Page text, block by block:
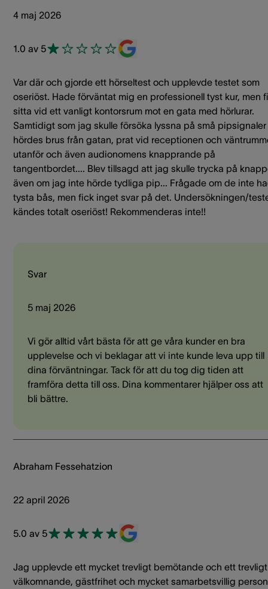
4 maj 2026
1.0 av 5
Var där och gjorde ett hörseltest och upplevde testet som
oseriöst. Hade förväntat mig en professionell tyst kur, men
sitta vid ett vanligt kontorsrum mot en gata med hörlurar.
Samtidigt som jag skulle försöka lyssna på små pipsignaler
hördes brus från gatan, prat vid receptionen och
utanför och även audionomens knapprande på
tangentbordet.... Blev tillsagd att jag skulle trycka på
även om jag inte hörde tydliga pip... Frågade om de inte
tysta bås, men fick inget svar på det. Undersökningen/
kändes totalt oseriöst! Rekommenderas inte!!
Svar
5 maj 2026
Vi gör alltid vårt bästa för att ge våra kunder en bra
upplevelse och vi beklagar att vi inte kunde leva upp till
dina förväntningar. Tack för att du tog dig tiden att
framföra detta till oss. Dina kommentarer hjälper oss att
bli bättre.
Abraham Fessehatzion
22 april 2026
5.0 av 5
Jag upplevde ett mycket trevligt bemötande och ett trevligt
välkomnande, gästfrihet och mycket samarbetsvillig